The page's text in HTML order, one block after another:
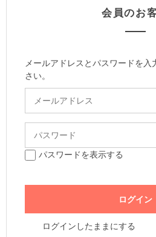
会員のお
メールアドレスとパスワードを
さい。
パスワードを表示する
ログインしたままにする